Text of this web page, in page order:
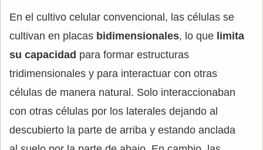
En el cultivo celular convencional, las células se
cultivan en placas bidimensionales, lo que limita
su capacidad para formar estructuras
tridimensionales y para interactuar con otras
células de manera natural. Solo interaccionaban
con otras células por los laterales dejando al
descubierto la parte de arriba y estando anclada